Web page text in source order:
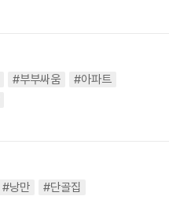
#부부싸움
#아파트
#낭만
#단골집